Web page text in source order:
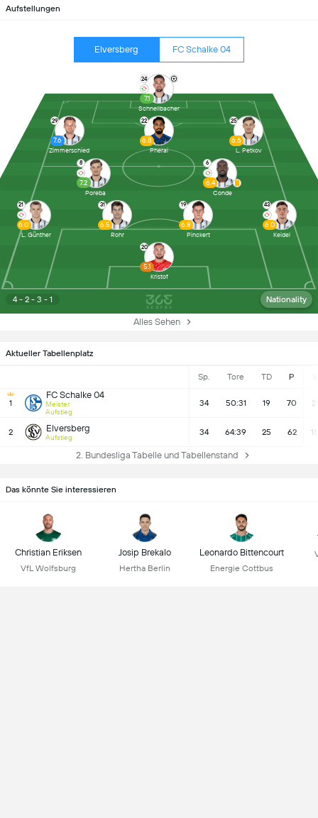
Aktueller Tabellenplatz
Sp. Tore TD P
1
FC Schalke 04
Meister
Aufstieg
34 50:31 19 70 21
2 Elversberg
Aufstieg
34 64:39 25 62 18
2. Bundesliga Tabelle und Tabellenstand
Aufstellungen
Elversberg FC Schalke 04
4 - 2 - 3 - 1 Nationality
20
5.1
Kristof
21
6.0
L. Günther
31
6.5
Rohr
19
6.8
Pinckert
43
6.0
Keidel
8
7.2
Poreba
6
6.4
Conde
29
7.6
Zimmerschied
22
6.8
Pherai
25
6.6
L. Petkov
24
7.1
Schnellbacher
Alles Sehen
Das könnte Sie interessieren
Christian Eriksen
VfL Wolfsburg
Josip Brekalo
Hertha Berlin
Leonardo Bittencourt
Energie Cottbus